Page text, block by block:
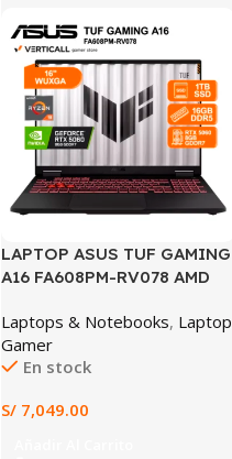
LAPTOP ASUS TUF GAMING
A16 FA608PM-RV078 AMD
1TB SSD NVIDIA GEFORCE
RTX 5060 8GB 16″ WUXGA
165HZ WINDOWS 11
Laptops & Notebooks, Laptop
Gamer
En stock
S/ 7,049.00